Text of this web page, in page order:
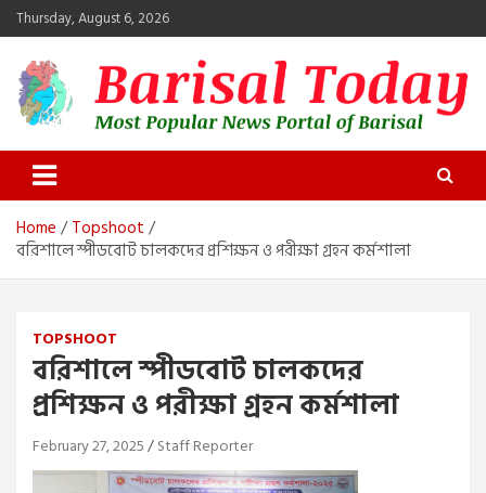
Skip
to
content
Thursday, August 6, 2026
Barisal Today
The Most Popular News Portal in Barisal
Home
Topshoot
বরিশালে স্পীডবোট চালকদের প্রশিক্ষন ও পরীক্ষা গ্রহন কর্মশালা
TOPSHOOT
বরিশালে স্পীডবোট চালকদের
প্রশিক্ষন ও পরীক্ষা গ্রহন কর্মশালা
February 27, 2025 Staff Reporter